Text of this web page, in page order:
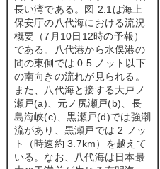
長い湾である。図 2.1は海上
保安庁の八代海における流況
概要（7月10日12時の予報）
である。八代港から水俣港の
間の東側では 0.5 ノット以下
の南向きの流れが見られる。
また、八代海と接する大戸ノ
瀬戸(a)、元ノ尻瀬戸(b)、長
島海峡(c)、黒瀬戸(d)では強潮
流があり、黒瀬戸では 2 ノッ
ト（時速約 3.7km）を越えて
いる。なお、八代海は日本最